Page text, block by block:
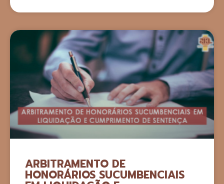
ARBITRAMENTO DE
HONORÁRIOS SUCUMBENCIAIS